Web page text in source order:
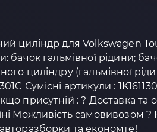
циліндр для Volkswagen
бачок гальмівної рідини;
циліндру (гальмівної
Сумісні артикули :
присутній : ? Доставка та
Можливість самовивозом ?
та економте!